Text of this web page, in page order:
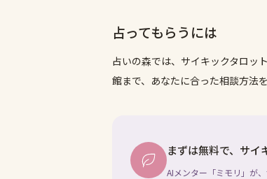
占ってもらうには
占いの森では、 サイキックタロッ
館まで、あなたに合った相談方法を
まずは無料で、サイ
AIメンター「ミモリ」が